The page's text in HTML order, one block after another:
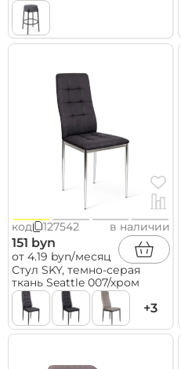
код 127542 в наличии
151 byn
от 4.19 byn/месяц
Стул SKY, темно-серая
ткань Seattle 007/хром
+3